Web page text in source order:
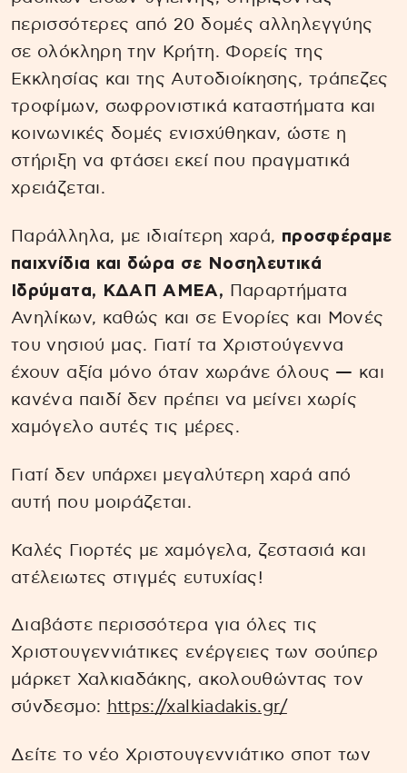
περισσότερες από 20 δομές αλληλεγγύης
σε ολόκληρη την Κρήτη. Φορείς της
Εκκλησίας και της Αυτοδιοίκησης, τράπεζες
τροφίμων, σωφρονιστικά καταστήματα και
κοινωνικές δομές ενισχύθηκαν, ώστε η
στήριξη να φτάσει εκεί που πραγματικά
χρειάζεται.
Παράλληλα, με ιδιαίτερη χαρά, προσφέραμε
παιχνίδια και δώρα σε Νοσηλευτικά
Ιδρύματα, ΚΔΑΠ ΑΜΕΑ, Παραρτήματα
Ανηλίκων, καθώς και σε Ενορίες και Μονές
του νησιού μας. Γιατί τα Χριστούγεννα
έχουν αξία μόνο όταν χωράνε όλους — και
κανένα παιδί δεν πρέπει να μείνει χωρίς
χαμόγελο αυτές τις μέρες.
Γιατί δεν υπάρχει μεγαλύτερη χαρά από
αυτή που μοιράζεται.
Καλές Γιορτές με χαμόγελα, ζεστασιά και
ατέλειωτες στιγμές ευτυχίας!
Διαβάστε περισσότερα για όλες τις
Χριστουγεννιάτικες ενέργειες των σούπερ
μάρκετ Χαλκιαδάκης, ακολουθώντας τον
σύνδεσμο: https://xalkiadakis.gr/
Δείτε το νέο Χριστουγεννιάτικο σποτ των